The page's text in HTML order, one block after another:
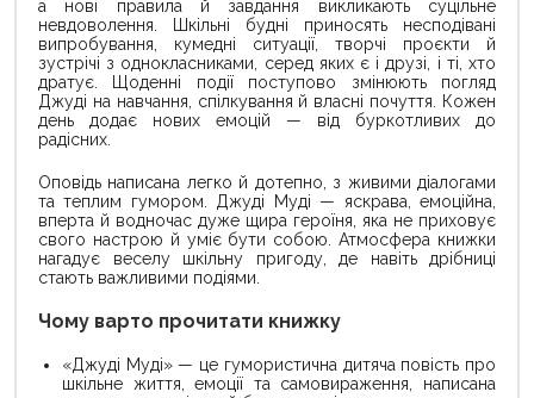
а нові правила й завдання викликають суцільне
невдоволення. Шкільні будні приносять несподівані
випробування, кумедні ситуації, творчі проєкти й
зустрічі з однокласниками, серед яких є і друзі, і ті, хто
дратує. Щоденні події поступово змінюють погляд
Джуді на навчання, спілкування й власні почуття. Кожен
день додає нових емоцій — від буркотливих до
радісних.
Оповідь написана легко й дотепно, з живими діалогами
та теплим гумором. Джуді Муді — яскрава, емоційна,
вперта й водночас дуже щира героїня, яка не приховує
свого настрою й уміє бути собою. Атмосфера книжки
нагадує веселу шкільну пригоду, де навіть дрібниці
стають важливими подіями.
Чому варто прочитати книжку
«Джуді Муді» — це гумористична дитяча повість про
шкільне життя, емоції та самовираження, написана